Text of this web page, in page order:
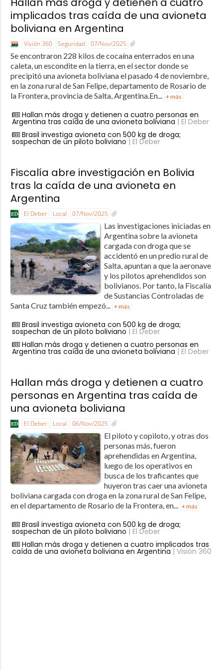
implicados tras caída de una avioneta
boliviana en Argentina
Visión 360 Seguridad 07/Nov/2025
Se encontraron 228 kilos de cocaína enterrados en una
caleta, un escondite en la tierra, en el sector donde se
precipitó una avioneta boliviana el pasado 4 de noviembre,
en la zona rural de San Felipe, departamento de Rosario de
la Frontera, provincia de Salta, Argentina.En... + más
Hallan más droga y detienen a cuatro personas en
Argentina tras caída de una avioneta boliviana | El Deber
Brasil investiga avioneta con 500 kg de droga;
sospechan de un piloto boliviano | El Deber
Fiscalía abre investigación en Bolivia
tras la caída de una avioneta en
Argentina
El Deber Local 07/Nov/2025
Las investigaciones iniciadas en
Argentina sobre la avioneta
cargada con droga que se
accidentó en un predio rural de
Salta, apuntan a que la aeronave
y los pilotos aprehendidos son
bolivianos. Por tanto, la Fiscalía
de Sustancias Controladas de
Santa Cruz también empezó... + más
Brasil investiga avioneta con 500 kg de droga;
sospechan de un piloto boliviano | El Deber
Hallan más droga y detienen a cuatro personas en
Argentina tras caída de una avioneta boliviana | El Deber
Hallan más droga y detienen a cuatro
personas en Argentina tras caída de
una avioneta boliviana
El Deber Local 06/Nov/2025
El piloto y copiloto, y otras dos
personas más, fueron
aprehendidas en Argentina,
luego de los operativos en
busca de los traficantes que
huyeron tras caer una avioneta
boliviana cargada con droga en la zona rural de San Felipe,
en el departamento de Rosario de la Frontera, en... + más
Brasil investiga avioneta con 500 kg de droga;
sospechan de un piloto boliviano | El Deber
Hallan más droga y detienen a cuatro implicados tras
caída de una avioneta boliviana en Argentina | Visión 360